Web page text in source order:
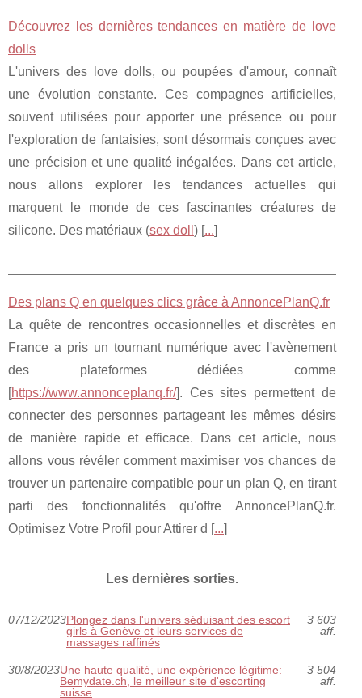
Découvrez les dernières tendances en matière de love
dolls
L'univers des love dolls, ou poupées d'amour, connaît
une évolution constante. Ces compagnes artificielles,
souvent utilisées pour apporter une présence ou pour
l'exploration de fantaisies, sont désormais conçues avec
une précision et une qualité inégalées. Dans cet article,
nous allons explorer les tendances actuelles qui
marquent le monde de ces fascinantes créatures de
silicone. Des matériaux (sex doll ) [...]
Des plans Q en quelques clics grâce à AnnoncePlanQ.fr
La quête de rencontres occasionnelles et discrètes en
France a pris un tournant numérique avec l'avènement
des plateformes dédiées comme
[https://www.annonceplanq.fr/]. Ces sites permettent de
connecter des personnes partageant les mêmes désirs
de manière rapide et efficace. Dans cet article, nous
allons vous révéler comment maximiser vos chances de
trouver un partenaire compatible pour un plan Q, en tirant
parti des fonctionnalités qu'offre AnnoncePlanQ.fr.
Optimisez Votre Profil pour Attirer d [...]
Les dernières sorties.
07/12/2023Plongez dans l'univers séduisant des escort
girls à Genève et leurs services de
massages raffinés
3 603
aff.
30/8/2023Une haute qualité, une expérience légitime:
Bemydate.ch, le meilleur site d'escorting
suisse
3 504
aff.